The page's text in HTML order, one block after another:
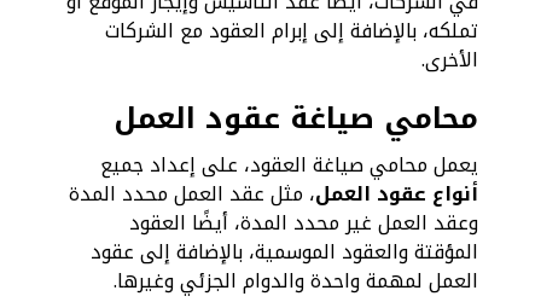
تملكه، بالإضافة إلى إبرام العقود مع الشركات
الأخرى.
محامي صياغة عقود العمل
يعمل محامي صياغة العقود، على إعداد جميع
أنواع عقود العمل، مثل عقد العمل محدد المدة
وعقد العمل غير محدد المدة، أيضًا العقود
المؤقتة والعقود الموسمية، بالإضافة إلى عقود
العمل لمهمة واحدة والدوام الجزئي وغيرها.